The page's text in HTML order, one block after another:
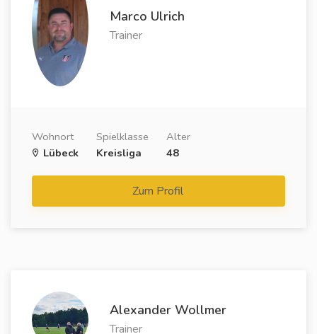
Marco Ulrich
Trainer
Wohnort
Lübeck
Spielklasse
Kreisliga
Alter
48
Zum Profil
Alexander Wollmer
Trainer